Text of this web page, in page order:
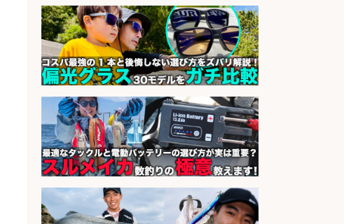
倉庫での釣り用品の軽作業スタッ
フ/未経験歓迎/交通費支給/制服貸
与/正社員登用あり
会社名 株式会社REnista
sponsored by 求人ボックス
さらに求人情報を見る